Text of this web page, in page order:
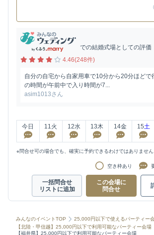
での結婚式場としての評価
4.46(248件)
自分の自宅から自家用車で10分から20分ほどで
の時間が午前中で入り時間が7...
asim1013さん
今日 11 火 12水 13木 14金 15土
※問合せ可の場合でも、確実に予約できるわけではありません
空き枠あり
一括問合せ
リストに追加
この会場に
問合せ
みんなのイベントTOP
25,000円以下で使えるパーティー
【北陸・甲信越】25,000円以下で利用可能なパーティー会場
【福井県】25,000円以下で利用可能なパーティー会場